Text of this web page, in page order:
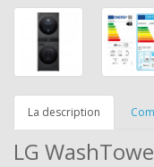
La description
LG